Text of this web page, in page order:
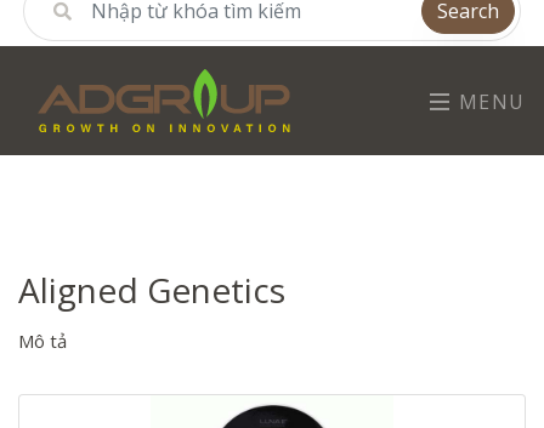
Search
MENU
Aligned Genetics
Mô tả